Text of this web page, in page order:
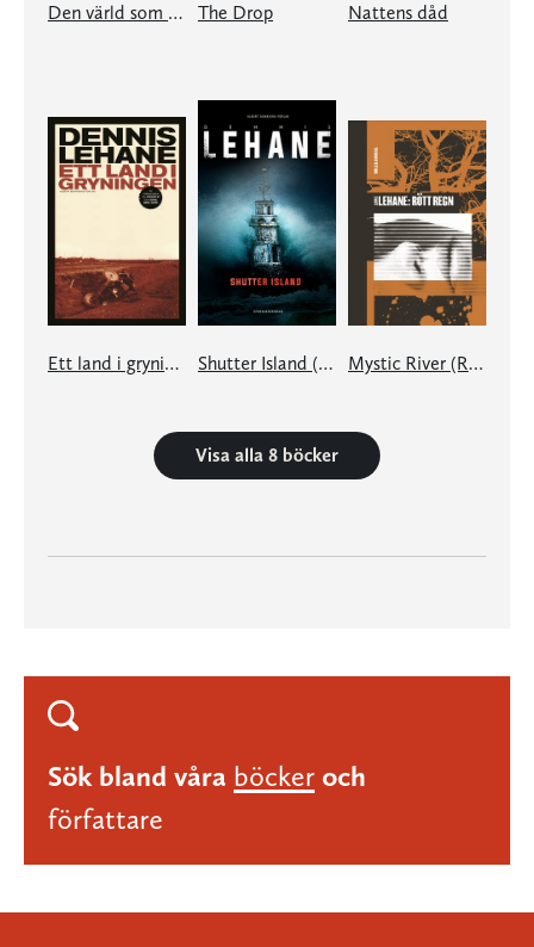
Den värld som var vår The Drop Nattens dåd
Ett land i gryningen Shutter Island (Patient 67) Mystic River (Rött regn)
Visa alla 8 böcker
Sök bland våra böcker och
författare